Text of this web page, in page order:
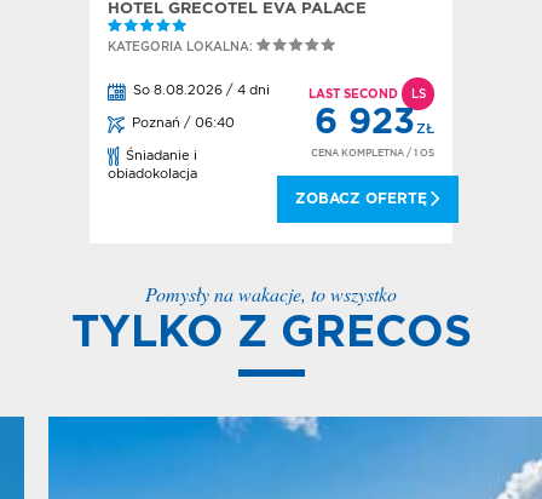
HOTEL GRECOTEL EVA PALACE
KATEGORIA LOKALNA:
So 8.08.2026 / 4 dni
Poznań / 06:40
Śniadanie i
obiadokolacja
LAST SECOND LS
6 923ZŁ
CENA KOMPLETNA / 1 OS
ZOBACZ OFERTĘ
Pomysły na wakacje, to wszystko
TYLKO Z GRECOS
Na urlopie chcesz zapomnieć o kosztach, nie nosić ze sobą gotówki i